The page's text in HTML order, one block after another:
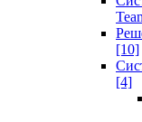
[10]
[4]